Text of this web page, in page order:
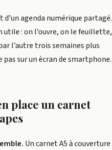
d’un agenda numérique partagé.
utile : on l’ouvre, on le feuillette,
l’autre trois semaines plus
sur un écran de smartphone.
place un carnet
Un carnet A5 à couverture